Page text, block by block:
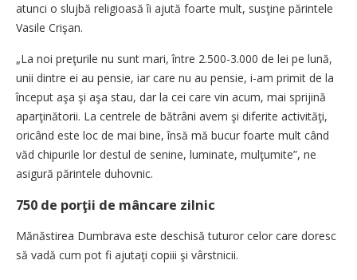
atunci o slujbă religioasă îi ajută foarte mult, susţine părintele
Vasile Crişan.
„La noi preţurile nu sunt mari, între 2.500-3.000 de lei pe lună,
unii dintre ei au pensie, iar care nu au pensie, i-am primit de la
început aşa şi aşa stau, dar la cei care vin acum, mai sprijină
aparţinătorii. La centrele de bătrâni avem şi diferite activităţi,
oricând este loc de mai bine, însă mă bucur foarte mult când
văd chipurile lor destul de senine, luminate, mulţumite”, ne
asigură părintele duhovnic.
750 de porţii de mâncare zilnic
Mănăstirea Dumbrava este deschisă tuturor celor care doresc
să vadă cum pot fi ajutaţi copiii şi vârstnicii.